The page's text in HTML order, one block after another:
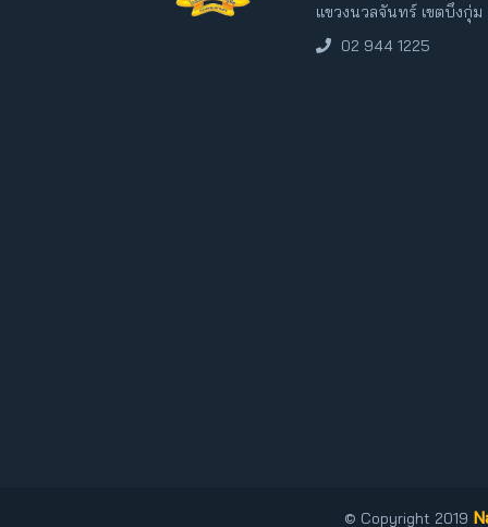
แขวงนวลจันทร์ เขตบึงกุ่
02 944 1225
© Copyright 2019